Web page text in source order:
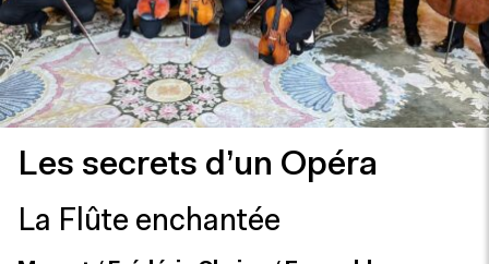
Les secrets d’un Opéra
La Flûte enchantée